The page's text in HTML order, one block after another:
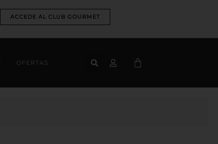
ACCEDE AL CLUB GOURMET
OFERTAS CART